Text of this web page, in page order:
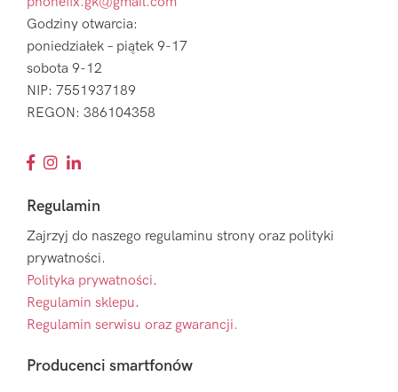
Godziny otwarcia:
poniedziałek – piątek 9-17
sobota 9-12
NIP: 7551937189
REGON: 386104358
Regulamin
Zajrzyj do naszego regulaminu strony oraz polityki
prywatności.
Polityka prywatności.
Regulamin sklepu.
Regulamin serwisu oraz gwarancji.
Producenci smartfonów